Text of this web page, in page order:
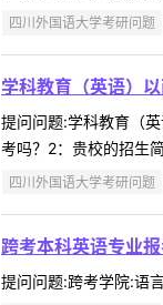
四川外国语大学考研问题
学科教育（英语）
提问问题:学科教育（
考吗？2：贵校的招生
四川外国语大学考研问题
跨考本科英语专业
提问问题:跨考学院:语